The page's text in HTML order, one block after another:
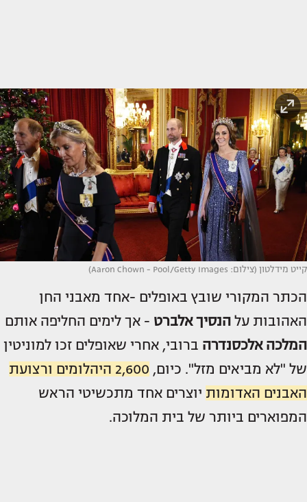
קייט מידלטון (צילום: Aaron Chown - Pool/Getty Images)
הכתר המקורי שובץ באופלים -אחד מאבני החן
האהובות על הנסיך אלברט - אך לימים החליפה אותם
המלכה אלכסנדרה ברובי, אחרי שאופלים זכו למוניטין
של "לא מביאים מזל". כיום,
2,600 היהלומים ורצועת
האבנים האדומות יוצרים אחד מתכשיטי הראש
המפוארים ביותר של בית המלוכה.